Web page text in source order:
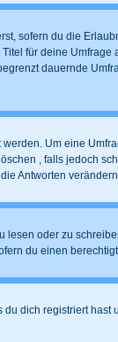
sofern du die
für deine
dauernde
Um eine
, falls jedoch
Antworten
oder zu
du einen
dich registriert